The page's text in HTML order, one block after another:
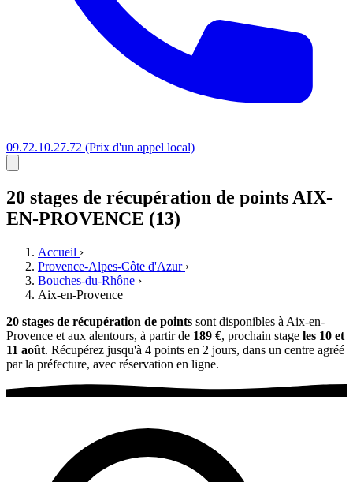
09.72.10.27.72 (Prix d'un appel local)
20 stages de récupération de points AIX-
EN-PROVENCE (13)
Accueil ›
Provence-Alpes-Côte d'Azur ›
Bouches-du-Rhône ›
Aix-en-Provence
20 stages de récupération de points sont disponibles à Aix-en-
Provence et aux alentours, à partir de 189 €, prochain stage les 10 et
11 août. Récupérez jusqu'à 4 points en 2 jours, dans un centre agréé
par la préfecture, avec réservation en ligne.